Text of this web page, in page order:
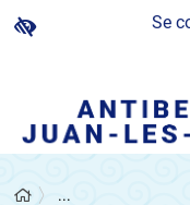
Se
...